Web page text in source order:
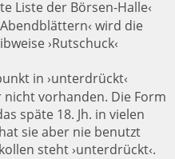
Liste der Börsen-Halle‹
wird die
›Rutschuck‹
in ›unterdrückt‹
vorhanden. Die Form
späte 18. Jh. in vielen
sie aber nie benutzt
steht ›unterdrückt‹.